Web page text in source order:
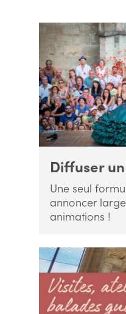
Diffuser
Une seul
annoncer
animations !